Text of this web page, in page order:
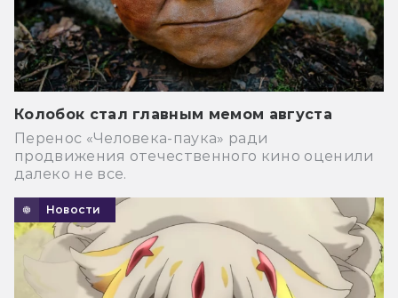
Колобок стал главным мемом августа
Перенос «Человека-паука» ради
продвижения отечественного кино оценили
далеко не все.
Новости